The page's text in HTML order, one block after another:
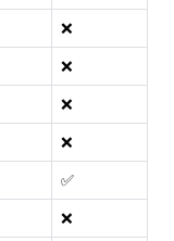
❌
❌
❌
❌
✅
❌